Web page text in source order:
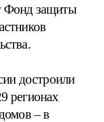
защиты
достроили
регионах
– в